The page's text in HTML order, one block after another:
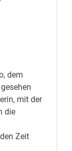
dem
mit der
die
Zeit